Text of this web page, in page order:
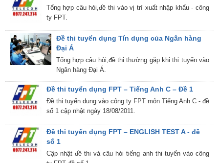
Tổng hợp câu hỏi,đề thi vào vị trí xuất nhập khẩu - công
ty FPT.
Đề thi tuyển dụng Tín dụng của Ngân hàng
Đại Á
Tổng hợp câu hỏi,đề thi thường gặp khi thi tuyển vào
Ngân hàng Đại Á.
Đề thi tuyển dụng FPT – Tiếng Anh C – Đề 1
Đề thi tuyển dụng vào công ty FPT môn Tiếng Anh C - đề
số 1 cập nhật ngày 18/08/2011.
Đề thi tuyển dụng FPT – ENGLISH TEST A - đề
số 1
Cập nhật đề thi và câu hỏi tiếng anh thi tuyển vào công